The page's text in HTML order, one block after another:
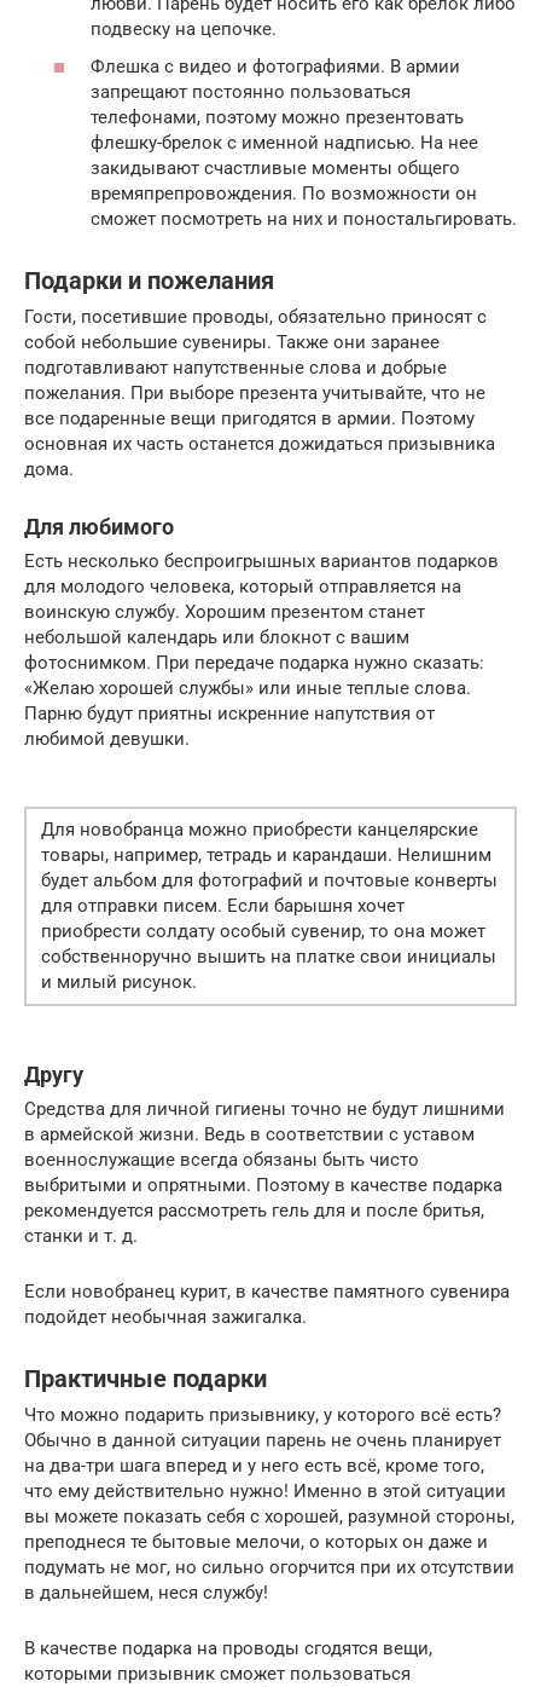
подвеску на цепочке.
Флешка с видео и фотографиями. В армии
запрещают постоянно пользоваться
телефонами, поэтому можно презентовать
флешку-брелок с именной надписью. На нее
закидывают счастливые моменты общего
времяпрепровождения. По возможности он
сможет посмотреть на них и поностальгировать.
Подарки и пожелания
Гости, посетившие проводы, обязательно приносят с
собой небольшие сувениры. Также они заранее
подготавливают напутственные слова и добрые
пожелания. При выборе презента учитывайте, что не
все подаренные вещи пригодятся в армии. Поэтому
основная их часть останется дожидаться призывника
дома.
Для любимого
Есть несколько беспроигрышных вариантов подарков
для молодого человека, который отправляется на
воинскую службу. Хорошим презентом станет
небольшой календарь или блокнот с вашим
фотоснимком. При передаче подарка нужно сказать:
«Желаю хорошей службы» или иные теплые слова.
Парню будут приятны искренние напутствия от
любимой девушки.
Для новобранца можно приобрести канцелярские
товары, например, тетрадь и карандаши. Нелишним
будет альбом для фотографий и почтовые конверты
для отправки писем. Если барышня хочет
приобрести солдату особый сувенир, то она может
собственноручно вышить на платке свои инициалы
и милый рисунок.
Другу
Средства для личной гигиены точно не будут лишними
в армейской жизни. Ведь в соответствии с уставом
военнослужащие всегда обязаны быть чисто
выбритыми и опрятными. Поэтому в качестве подарка
рекомендуется рассмотреть гель для и после бритья,
станки и т. д.
Если новобранец курит, в качестве памятного сувенира
подойдет необычная зажигалка.
Практичные подарки
Что можно подарить призывнику, у которого всё есть?
Обычно в данной ситуации парень не очень планирует
на два-три шага вперед и у него есть всё, кроме того,
что ему действительно нужно! Именно в этой ситуации
вы можете показать себя с хорошей, разумной стороны,
преподнеся те бытовые мелочи, о которых он даже и
подумать не мог, но сильно огорчится при их отсутствии
в дальнейшем, неся службу!
В качестве подарка на проводы сгодятся вещи,
которыми призывник сможет пользоваться